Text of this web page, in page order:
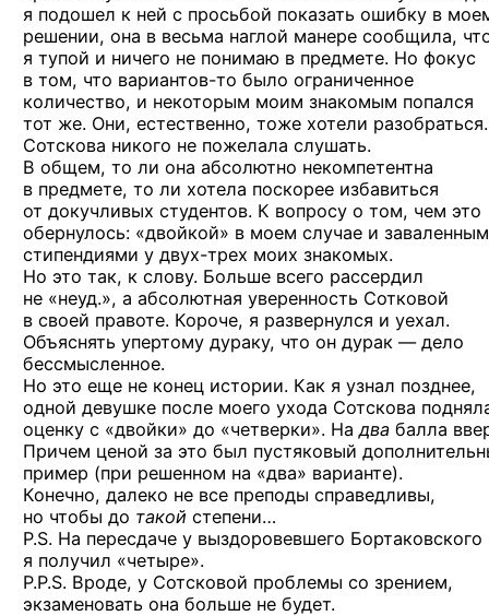
я подошел к ней с просьбой показать ошибку в
решении, она в весьма наглой манере сообщила,
я тупой и ничего не понимаю в предмете. Но фокус
в том, что вариантов-то было ограниченное
количество, и некоторым моим знакомым попался
тот же. Они, естественно, тоже хотели разобраться.
Сотскова никого не пожелала слушать.
В общем, то ли она абсолютно некомпетентна
в предмете, то ли хотела поскорее избавиться
от докучливых студентов. К вопросу о том, чем это
обернулось: «двойкой» в моем случае и
стипендиями у двух-трех моих знакомых.
Но это так, к слову. Больше всего рассердил
не «неуд.», а абсолютная уверенность Сотковой
в своей правоте. Короче, я развернулся и уехал.
Объяснять упертому дураку, что он дурак — дело
бессмысленное.
Но это еще не конец истории. Как я узнал позднее,
одной девушке после моего ухода Сотскова
оценку с «двойки» до «четверки». Надва балла
Причем ценой за это был пустяковый
пример (при решенном на «два» варианте).
Конечно, далеко не все преподы справедливы,
но чтобы до такой степени…
P.S. На пересдаче у выздоровевшего Бортаковского
я получил «четыре».
P.P.S. Вроде, у Сотсковой проблемы со зрением,
экзаменовать она больше не будет.